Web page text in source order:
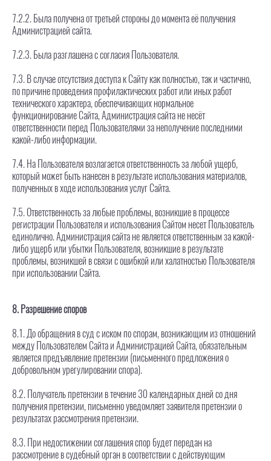
7.2.2. Была получена от третьей стороны до момента её получения
Администрацией сайта.
7.2.3. Была разглашена с согласия Пользователя.
7.3. В случае отсутствия доступа к Сайту как полностью, так и частично,
по причине проведения профилактических работ или иных работ
технического характера, обеспечивающих нормальное
функционирование Сайта, Администрация сайта не несёт
ответственности перед Пользователями за неполучение последними
какой-либо информации.
7.4. На Пользователя возлагается ответственность за любой ущерб,
который может быть нанесен в результате использования материалов,
полученных в ходе использования услуг Сайта.
7.5. Ответственность за любые проблемы, возникшие в процессе
регистрации Пользователя и использования Сайтом несет Пользователь
единолично. Администрация сайта не является ответственным за какой-
либо ущерб или убытки Пользователя, возникшие в результате
проблемы, возникшей в связи с ошибкой или халатностью Пользователя
при использовании Сайта.
8. Разрешение споров
8.1. До обращения в суд с иском по спорам, возникающим из отношений
между Пользователем Сайта и Администрацией Сайта, обязательным
является предъявление претензии (письменного предложения о
добровольном урегулировании спора).
8.2. Получатель претензии в течение 30 календарных дней со дня
получения претензии, письменно уведомляет заявителя претензии о
результатах рассмотрения претензии.
8.3. При недостижении соглашения спор будет передан на
рассмотрение в судебный орган в соответствии с действующим